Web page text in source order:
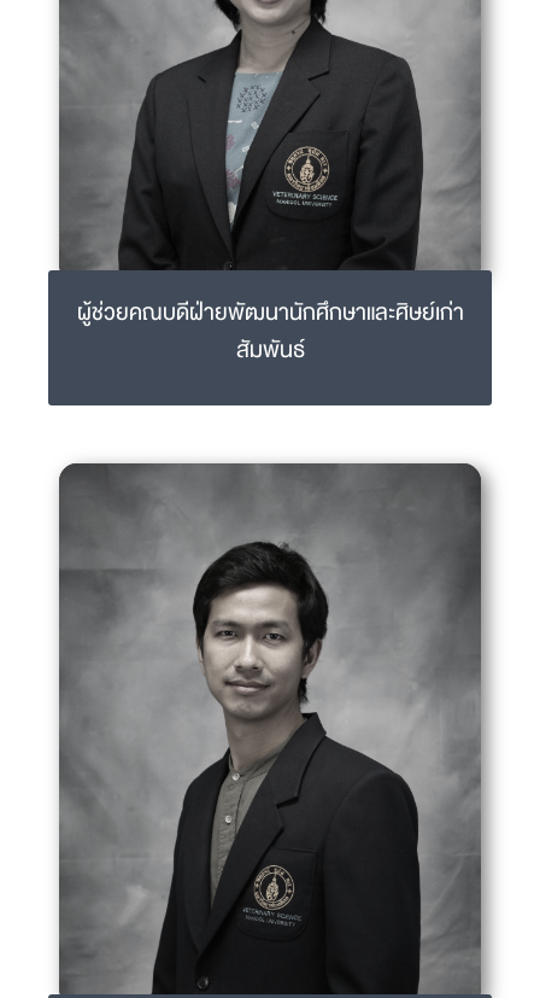
ผศ.ดร.สพ.ญ.นลิน อารียา
nlin.ary@mahidol.ac.th
02-441-5242-4 ext 1523
ผู้ช่วยคณบดีฝ่ายพัฒนานักศึกษาและศิษย์เก่า
สัมพันธ์